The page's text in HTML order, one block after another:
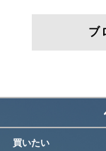
ブ
買いたい